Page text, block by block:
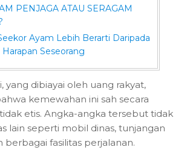
PENJAGA ATAU SERAGAM
Ayam Lebih Berarti Daripada
Seseorang
yang dibiayai oleh uang rakyat,
kemewahan ini sah secara
etis. Angka-angka tersebut tidak
lain seperti mobil dinas, tunjangan
berbagai fasilitas perjalanan.